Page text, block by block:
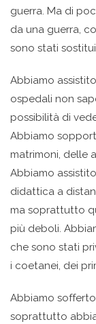
guerra. Ma di
da una guerra,
sono stati
Abbiamo
ospedali non
possibilità di
Abbiamo
matrimoni, delle
Abbiamo
didattica a
ma soprattutto
più deboli.
che sono stati
i coetanei, dei
Abbiamo
soprattutto